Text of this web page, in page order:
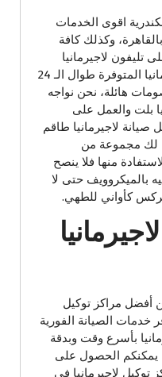
اقوى الخدمات
وكذلك كافة
تليفون لاجيرمانيا
للحصول على خدمة عملاء لاجيرمانيا المتوفرة طوال الـ 24
هائلة، نحن نواجه
بلت والعمل على
صيانة لاجيرمانيا طاقم
لك مجموعة من
منها فلا ينصح
بالميكروويف حتى لا
كأواني للطهي.
أفضل مراكز توكيل
خدمات الصيانة الفورية
بأسرع وقت وبدقة
يمكنكم الحصول على
توكيل لاجيرمانيا في